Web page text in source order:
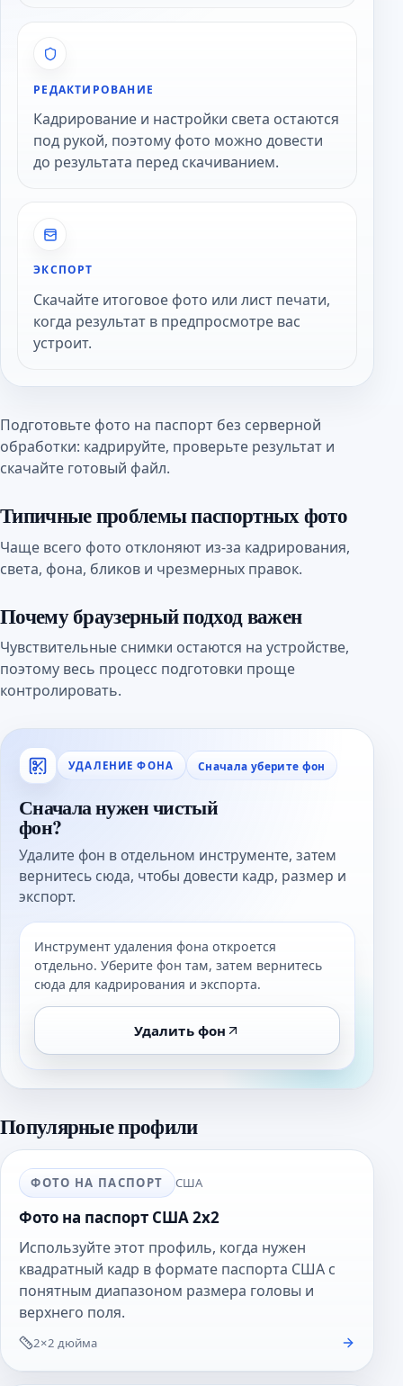
РЕДАКТИРОВАНИЕ
Кадрирование и настройки света остаются
под рукой, поэтому фото можно довести
до результата перед скачиванием.
ЭКСПОРТ
Скачайте итоговое фото или лист печати,
когда результат в предпросмотре вас
устроит.
Подготовьте фото на паспорт без серверной
обработки: кадрируйте, проверьте результат и
скачайте готовый файл.
Типичные проблемы паспортных фото
Чаще всего фото отклоняют из-за кадрирования,
света, фона, бликов и чрезмерных правок.
Почему браузерный подход важен
Чувствительные снимки остаются на устройстве,
поэтому весь процесс подготовки проще
контролировать.
УДАЛЕНИЕ ФОНА Сначала уберите фон
Сначала нужен чистый
фон?
Удалите фон в отдельном инструменте, затем
вернитесь сюда, чтобы довести кадр, размер и
экспорт.
Инструмент удаления фона откроется
отдельно. Уберите фон там, затем вернитесь
сюда для кадрирования и экспорта.
Удалить фон
Популярные профили
ФОТО НА ПАСПОРТ США
Фото на паспорт США 2x2
Используйте этот профиль, когда нужен
квадратный кадр в формате паспорта США с
понятным диапазоном размера головы и
верхнего поля.
2×2 дюйма